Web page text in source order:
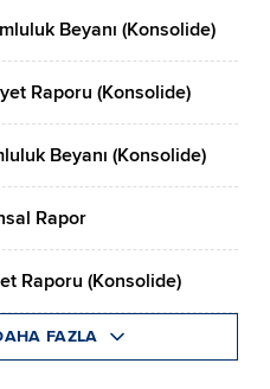
Beyanı (Konsolide)
Raporu (Konsolide)
Beyanı (Konsolide)
Rapor
Raporu (Konsolide)
FAZLA